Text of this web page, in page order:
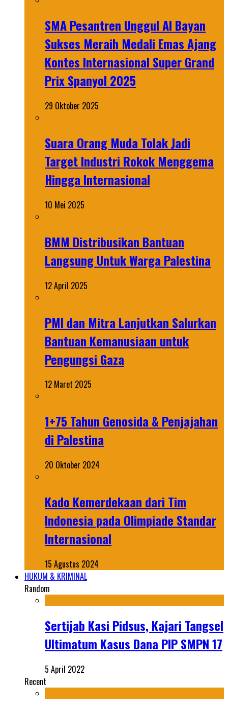
SMA Pesantren Unggul Al Bayan
Sukses Meraih Medali Emas Ajang
Kontes Internasional Super Grand
Prix Spanyol 2025
29 Oktober 2025
Suara Orang Muda Tolak Jadi
Target Industri Rokok Menggema
Hingga Internasional
10 Mei 2025
BMM Distribusikan Bantuan
Langsung Untuk Warga Palestina
12 April 2025
PMI dan Mitra Lanjutkan Salurkan
Bantuan Kemanusiaan untuk
Pengungsi Gaza
12 Maret 2025
1+75 Tahun Genosida & Penjajahan
di Palestina
20 Oktober 2024
Kado Kemerdekaan dari Tim
Indonesia pada Olimpiade Standar
Internasional
15 Agustus 2024
HUKUM & KRIMINAL
Random
Sertijab Kasi Pidsus, Kajari Tangsel
Ultimatum Kasus Dana PIP SMPN 17
5 April 2022
Recent